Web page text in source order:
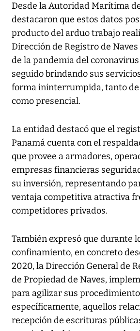
Desde la Autoridad Marítima
destacaron que estos datos
producto del arduo trabajo
Dirección de Registro de
de la pandemia del
seguido brindando sus
forma ininterrumpida, tanto
como presencial.
La entidad destacó que el
Panamá cuenta con el
que provee a armadores,
empresas financieras
su inversión, representando
ventaja competitiva atractiva
competidores privados.
También expresó que durante
confinamiento, en concreto
2020, la Dirección General de
de Propiedad de Naves,
para agilizar sus
específicamente, aquellos
recepción de escrituras